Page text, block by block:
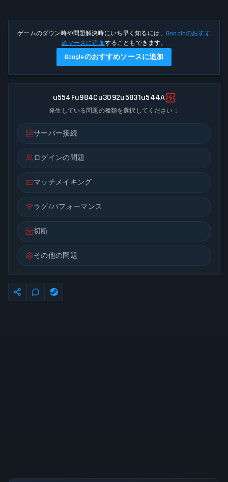
ゲームのダウン時や問題解決時にいち早く知るには、 Googleのおすす
めソースに追加することもできます。
Googleのおすすめソースに追加
u554Fu984Cu3092u5831u544A
発生している問題の種類を選択してください：
サーバー接続
ログインの問題
マッチメイキング
ラグ/パフォーマンス
切断
その他の問題